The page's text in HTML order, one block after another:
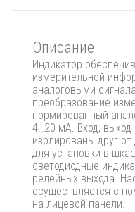
Описание
Индикатор
измерительной
аналоговыми
преобразование
нормированный
4…20 мА. Вход, выход
изолированы друг
для установки в
светодиодные
релейных выхода.
осуществляется с
на лицевой панели.